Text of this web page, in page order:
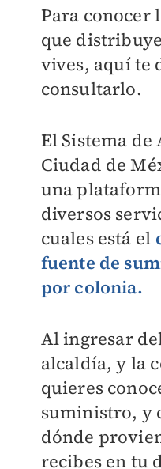
Para conocer
que
vives, aquí te
consultarlo.
El Sistema de
Ciudad de
una
diversos
cuales está el
fuente de
por colonia.
Al ingresar
alcaldía, y la
quieres
suministro, y
dónde
recibes en tu